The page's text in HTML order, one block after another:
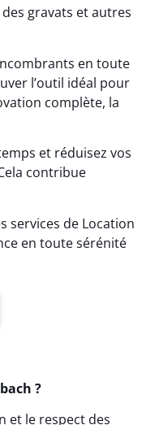
gravats et autres
en toute
l’outil idéal pour
complète, la
et réduisez vos
contribue
services de Location
en toute sérénité
?
et le respect des